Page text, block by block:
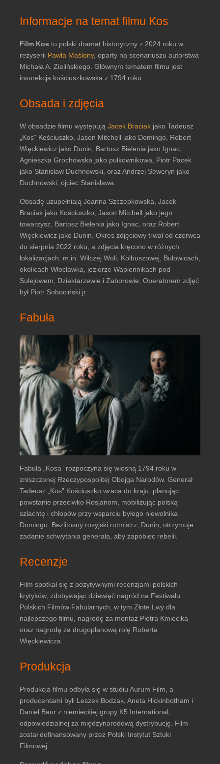
Informacje na temat filmu Kos
Film Kos to polski dramat historyczny z 2024 roku w
reżyserii Pawła Maślony, oparty na scenariuszu autorstwa
Michała A. Zielińskiego. Głównym tematem filmu jest
insurekcja kościuszkowska z 1794 roku.
Obsada i zdjęcia
W obsadzie filmu występują Jacek Braciak jako Tadeusz
„Kos” Kościuszko, Jason Mitchell jako Domingo, Robert
Więckiewicz jako Dunin, Bartosz Bielenia jako Ignac,
Agnieszka Grochowska jako pułkownikowa, Piotr Pacek
jako Stanisław Duchnowski, oraz Andrzej Seweryn jako
Duchnowski, ojciec Stanisława.
Obsadę uzupełniają Joanna Szczepkowska, Jacek
Braciak jako Kościuszko, Jason Mitchell jako jego
towarzysz, Bartosz Bielenia jako Ignac, oraz Robert
Więckiewicz jako Dunin. Okres zdjęciowy trwał od czerwca
do sierpnia 2022 roku, a zdjęcia kręcono w różnych
lokalizacjach, m.in. Wilczej Woli, Kolbuszowej, Bulowicach,
okolicach Włocławka, jeziorze Wapiennikach pod
Sulejowem, Dziektarzewie i Zaborowie. Operatorem zdjęć
był Piotr Sobociński jr.
Fabuła
Fabuła „Kosa” rozpoczyna się wiosną 1794 roku w
zniszczonej Rzeczypospolitej Obojga Narodów. Generał
Tadeusz „Kos” Kościuszko wraca do kraju, planując
powstanie przeciwko Rosjanom, mobilizując polską
szlachtę i chłopów przy wsparciu byłego niewolnika
Domingo. Bezlitosny rosyjski rotmistrz, Dunin, otrzymuje
zadanie schwytania generała, aby zapobiec rebelii.
Recenzje
Film spotkał się z pozytywnymi recenzjami polskich
krytyków, zdobywając dziewięć nagród na Festiwalu
Polskich Filmów Fabularnych, w tym Złote Lwy dla
najlepszego filmu, nagrodę za montaż Piotra Kmiecika
oraz nagrodę za drugoplanową rolę Roberta
Więckiewicza.
Produkcja
Produkcja filmu odbyła się w studiu Aurum Film, a
producentami byli Leszek Bodzak, Aneta Hickinbotham i
Daniel Baur z niemieckiej grupy K5 International,
odpowiedzialnej za międzynarodową dystrybucję. Film
został dofinansowany przez Polski Instytut Sztuki
Filmowej.